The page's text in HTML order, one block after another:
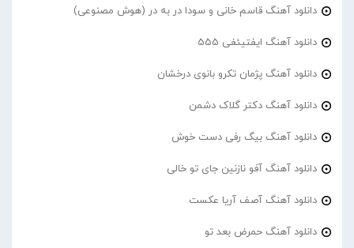
دانلود آهنگ قاسم خانی و سودا در به در (هوش مصنوعی)
دانلود آهنگ ایفتیئفی 555
دانلود آهنگ پژمان تکرو بانوی درخشان
دانلود آهنگ دکتر گلاک دشمن
دانلود آهنگ بیگ رفی دست خوش
دانلود آهنگ آفو نازنین جای تو خالی
دانلود آهنگ آصف آریا عکست
دانلود آهنگ حمرض بعد تو